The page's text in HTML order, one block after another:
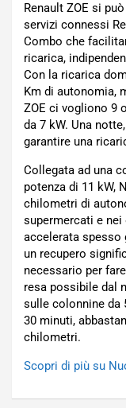
Renault ZOE si
servizi connessi
Combo che
ricarica,
Con la ricarica
Km di autonomia,
ZOE ci vogliono 9
da 7 kW. Una
garantire una
Collegata ad una
potenza di 11 kW,
chilometri di
supermercati e
accelerata spesso
un recupero
necessario per
resa possibile dal
sulle colonnine da
30 minuti,
chilometri.
Scopri di più su